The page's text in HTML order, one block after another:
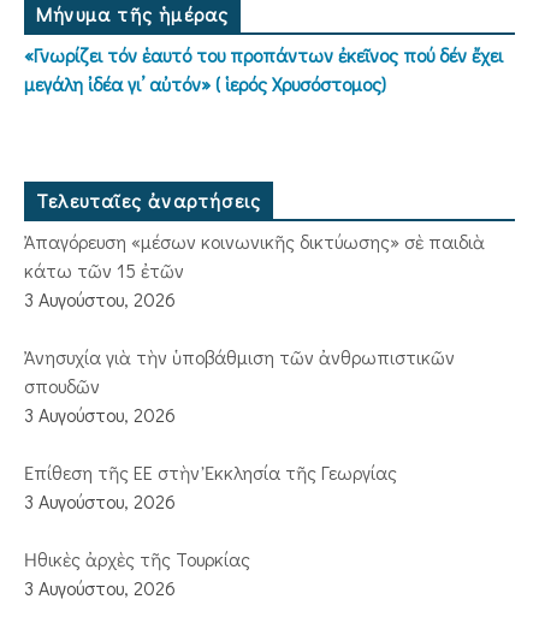
Μήνυμα τῆς ἡμέρας
«Γνωρίζει τόν ἑαυτό του προπάντων ἐκεῖνος πού δέν ἔχει
μεγάλη ἰδέα γι’ αὐτόν» ( ἱερός Χρυσόστομος)
Τελευταῖες ἀναρτήσεις
Ἀπαγόρευση «μέσων κοινωνικῆς δικτύωσης» σὲ παιδιὰ
κάτω τῶν 15 ἐτῶν
3 Αυγούστου, 2026
Ἀνησυχία γιὰ τὴν ὑποβάθμιση τῶν ἀνθρωπιστικῶν
σπουδῶν
3 Αυγούστου, 2026
Ἐπίθεση τῆς ΕΕ στὴν Ἐκκλησία τῆς Γεωργίας
3 Αυγούστου, 2026
Ἠθικὲς ἀρχὲς τῆς Τουρκίας
3 Αυγούστου, 2026